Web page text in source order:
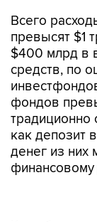
Всего
превысят $1
$400 млрд в
средств, по
фондов
традиционно
как депозит
денег из них